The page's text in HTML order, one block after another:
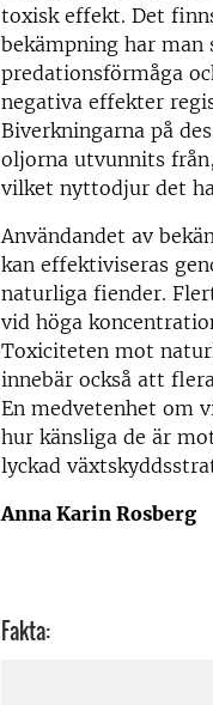
toxisk effekt. Det
bekämpning har man
predationsförmåga
negativa effekter
Biverkningarna på
oljorna utvunnits
vilket nyttodjur det
Användandet av
kan effektiviseras
naturliga fiender.
vid höga
Toxiciteten mot
innebär också att
En medvetenhet om
hur känsliga de är
lyckad
Anna Karin Rosberg
Fakta: